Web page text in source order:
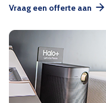
Vraag een offerte aan